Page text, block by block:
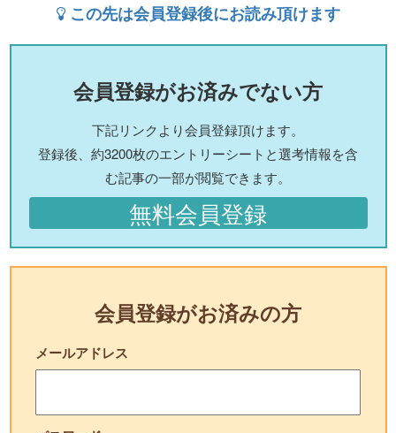
この先は会員登録後にお読み頂けます
会員登録がお済みでない方
下記リンクより会員登録頂けます。
登録後、約3200枚のエントリーシートと選考情報を含
む記事の一部が閲覧できます。
無料会員登録
会員登録がお済みの方
メールアドレス